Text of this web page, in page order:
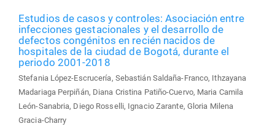
Estudios de casos y controles: Asociación entre
infecciones gestacionales y el desarrollo de
defectos congénitos en recién nacidos de
hospitales de la ciudad de Bogotá, durante el
periodo 2001-2018
Stefania López-Escrucería, Sebastián Saldaña-Franco, Ithzayana
Madariaga Perpiñán, Diana Cristina Patiño-Cuervo, Maria Camila
León-Sanabria, Diego Rosselli, Ignacio Zarante, Gloria Milena
Gracia-Charry